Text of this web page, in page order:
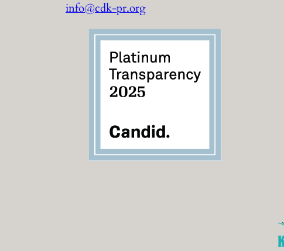
info@cdk-pr.org